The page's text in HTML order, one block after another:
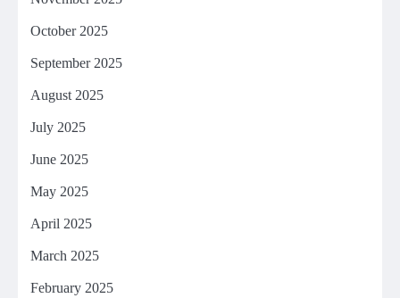
October 2025
September 2025
August 2025
July 2025
June 2025
May 2025
April 2025
March 2025
February 2025